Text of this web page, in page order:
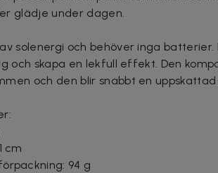
glädje under dagen.
solenergi och behöver inga
och skapa en lekfull effekt. Den
och den blir snabbt en
cm
94 g